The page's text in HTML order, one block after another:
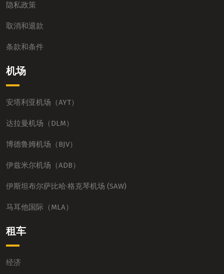
隐私政策
取消和退款
条款和条件
机场
安塔利亚机场（AYT）
达拉曼机场（DLM）
博德鲁姆机场（BJV）
伊兹米尔机场（ADB）
伊斯坦布尔萨比哈·格克琴机场 (SAW)
马耳他国际（MLA）
租车
经济